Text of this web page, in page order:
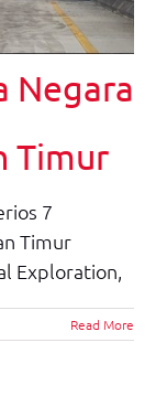
Negara
Timur
7
Timur
Exploration,
Read More